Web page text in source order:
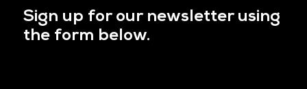
Sign up for our newsletter using
the form below.